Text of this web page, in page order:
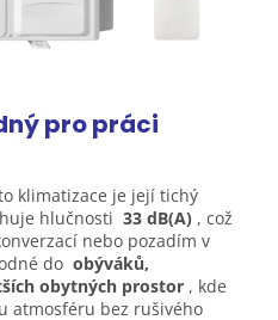
pro práci
klimatizace je její tichý
hlučnosti 33 dB(A) , což
nebo pozadím v
do obýváků,
obytných prostor , kde
atmosféru bez rušivého